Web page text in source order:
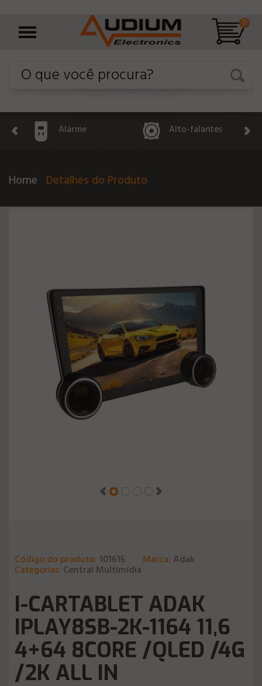
0
Alarme Alto-falantes
Home Detalhes do Produto
Código do produto: 101615 Marca: Adak
Categorias: Central Multimídia
I-CARTABLET ADAK
IPLAY8SB-2K-1164 11,6
4+64 8CORE /QLED /4G
/2K ALL IN